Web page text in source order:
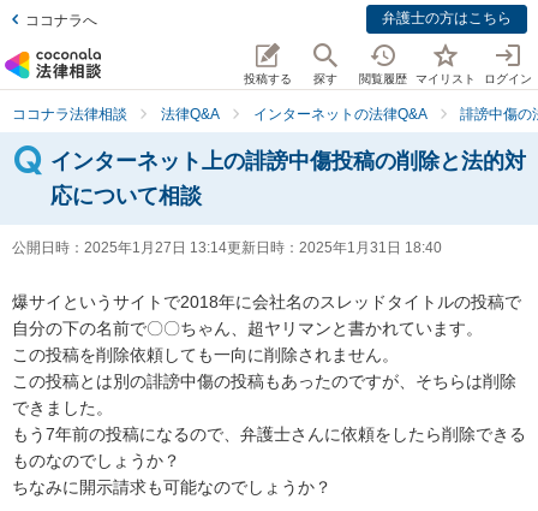
ココナラへ 弁護士の方はこちら
投稿する 探す 閲覧履歴 マイリスト ログイン
ココナラ法律相談 法律Q&A インターネットの法律Q&A 誹謗中傷の
インターネット上の誹謗中傷投稿の削除と法的対
応について相談
公開日時： 2025年1月27日 13:14更新日時： 2025年1月31日 18:40
爆サイというサイトで2018年に会社名のスレッドタイトルの投稿で
自分の下の名前で〇〇ちゃん、超ヤリマンと書かれています。
この投稿を削除依頼しても一向に削除されません。
この投稿とは別の誹謗中傷の投稿もあったのですが、そちらは削除
できました。
もう7年前の投稿になるので、弁護士さんに依頼をしたら削除できる
ものなのでしょうか？
ちなみに開示請求も可能なのでしょうか？